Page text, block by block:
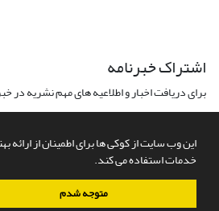
این وب سایت از کوکی ها برای اطمینان از ارائه
خدمات استفاده می کند.
متوجه شدم
اشتراک خبرنامه
برای دریافت اخبار و اطلاعیه های مهم نشریه